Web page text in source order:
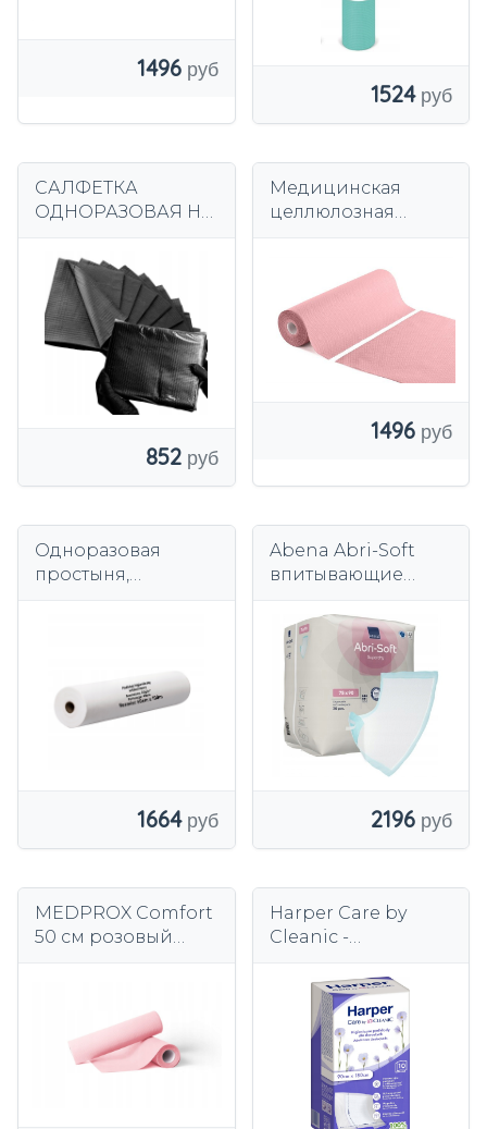
1496
1524
САЛФЕТКА
ОДНОРАЗОВАЯ НА
ЧЕРНАЯ 33 Х 45 см
50 шт ЧИЛА
852
Медицинская
целлюлозная
1496
Одноразовая
простыня,
100 м. 20 г
1664
Abena Abri-Soft
впитывающие
см 30 шт.
САМОКЛЕЙКИ
2196
MEDPROX Comfort
50 см розовый
Harper Care by
Cleanic -
гигиенические для
взрослых 90×180 см
10 шт.